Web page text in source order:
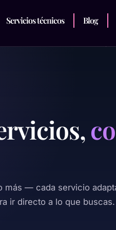
Servicios técnicos Blog
más — cada servicio
ir directo a lo que buscas.